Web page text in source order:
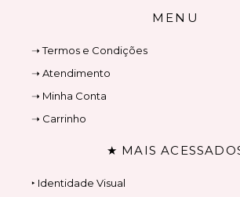
MENU
➝ Termos e Condições
➝ Atendimento
➝ Minha Conta
➝ Carrinho
★ MAIS
‣ Identidade Visual